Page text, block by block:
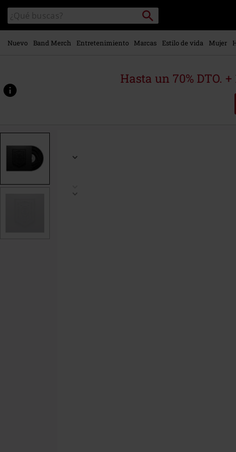
contenido
principal
Buscar
en
el
catálogo
Buscar
Nuevo Band Merch Entretenimiento Marcas Estilo de vida Mujer
Hasta un 70% DTO. +
www.emp-
p/sleeps-